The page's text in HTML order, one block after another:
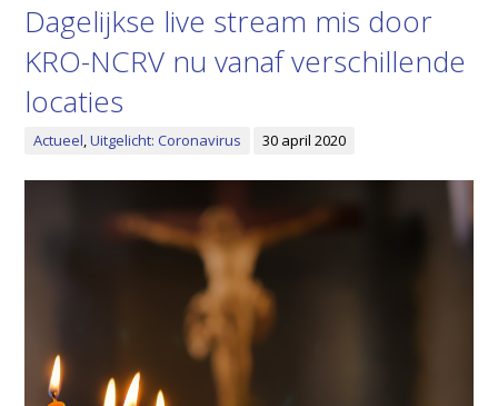
Dagelijkse live stream mis door
KRO-NCRV nu vanaf verschillende
locaties
Actueel,Uitgelicht: Coronavirus 30 april 2020